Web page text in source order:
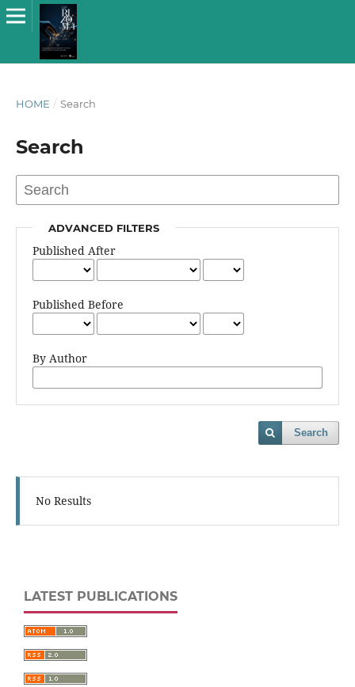
HOME / Search
Search
ADVANCED FILTERS
Published After
Published Before
By Author
Search
No Results
LATEST PUBLICATIONS